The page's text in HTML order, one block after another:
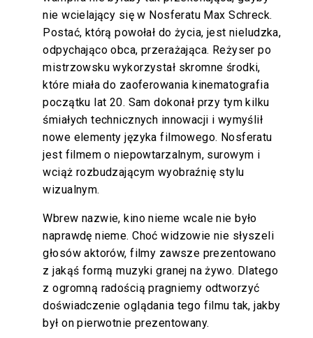
nie wcielający się w Nosferatu Max Schreck.
Postać, którą powołał do życia, jest nieludzka,
odpychająco obca, przerażająca. Reżyser po
mistrzowsku wykorzystał skromne środki,
które miała do zaoferowania kinematografia
początku lat 20. Sam dokonał przy tym kilku
śmiałych technicznych innowacji i wymyślił
nowe elementy języka filmowego. Nosferatu
jest filmem o niepowtarzalnym, surowym i
wciąż rozbudzającym wyobraźnię stylu
wizualnym.
Wbrew nazwie, kino nieme wcale nie było
naprawdę nieme. Choć widzowie nie słyszeli
głosów aktorów, filmy zawsze prezentowano
z jakąś formą muzyki granej na żywo. Dlatego
z ogromną radością pragniemy odtworzyć
doświadczenie oglądania tego filmu tak, jakby
był on pierwotnie prezentowany.